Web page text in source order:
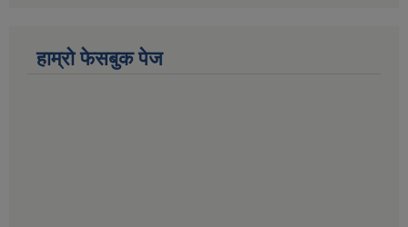
हाम्राे फेसबुक पेज